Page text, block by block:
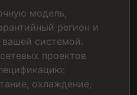
модель,
регион и
системой.
проектов
охлаждение,